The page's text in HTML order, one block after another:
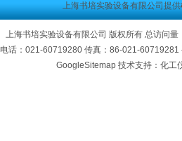
上海书培实验设备有限公司提供
上海书培实验设备有限公司 版权所有 总访问量
电话：021-60719280 传真：86-021-
GoogleSitemap技术支持：化工